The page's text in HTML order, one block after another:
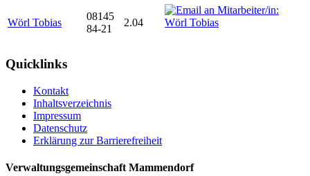
Wörl Tobias
08145
84-21
2.04
Quicklinks
Kontakt
Inhaltsverzeichnis
Impressum
Datenschutz
Erklärung zur Barrierefreiheit
Verwaltungsgemeinschaft Mammendorf